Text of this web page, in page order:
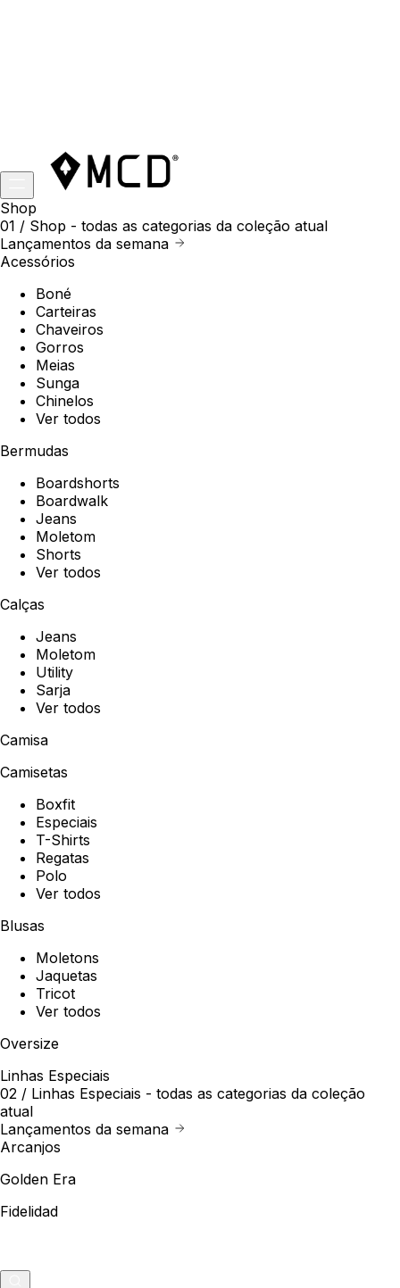
Shop
01 / Shop - todas as categorias da coleção atual
Lançamentos da semana
Acessórios
Boné
Carteiras
Chaveiros
Gorros
Meias
Sunga
Chinelos
Ver todos
Bermudas
Boardshorts
Boardwalk
Jeans
Moletom
Shorts
Ver todos
Calças
Jeans
Moletom
Utility
Sarja
Ver todos
Camisa
Camisetas
Boxfit
Especiais
T-Shirts
Regatas
Polo
Ver todos
Blusas
Moletons
Jaquetas
Tricot
Ver todos
Oversize
Linhas Especiais
02 / Linhas Especiais - todas as categorias da coleção
atual
Lançamentos da semana
Arcanjos
Golden Era
Fidelidad